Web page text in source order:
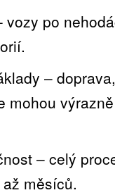
vozy po
–
mohou
– celý
měsíců.